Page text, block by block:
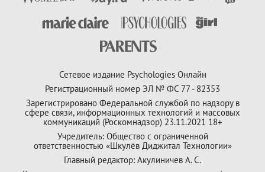
Сетевое издание Psychologies Онлайн
Регистрационный номер ЭЛ № ФС 77 - 82353
Зарегистрировано Федеральной службой по надзору в
сфере связи, информационных технологий и массовых
коммуникаций (Роскомнадзор) 23.11.2021 18+
Учредитель: Общество с ограниченной
ответственностью «Шкулёв Диджитал Технологии»
Главный редактор: Акулиничев А. С.